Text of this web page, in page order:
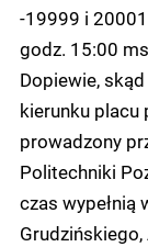
-19999 i
godz. 15:00
Dopiewie,
kierunku placu
prowadzony
Politechniki
czas wypełnią